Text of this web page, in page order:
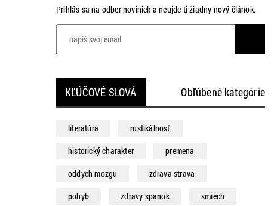
Prihlás sa na odber noviniek a neujde ti žiadny nový článok.
KĽÚČOVÉ SLOVÁ Obľúbené kategórie
literatúra
rustikálnosť
historický charakter
premena
oddych mozgu
zdrava strava
pohyb
zdravy spanok
smiech